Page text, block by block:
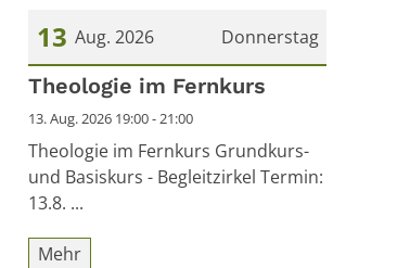
Donnerstag
13 Aug. 2026
Datum: 13. August 2026
Theologie im Fernkurs
13. Aug. 2026 19:00 - 21:00
Theologie im Fernkurs Grundkurs-
und Basiskurs - Begleitzirkel Termin:
13.8. ...
Mehr